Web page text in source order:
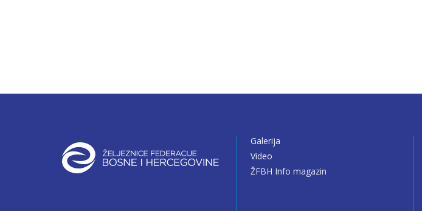
Galerija
Video
ŽFBH Info magazin